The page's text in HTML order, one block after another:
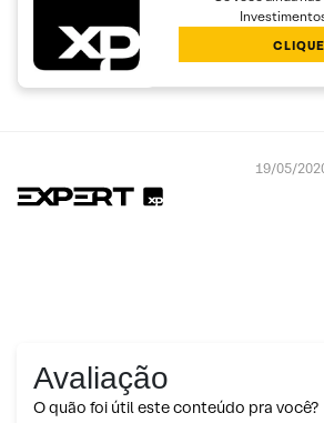
19/05/
Avaliação
O quão foi útil este conteúdo pra você?